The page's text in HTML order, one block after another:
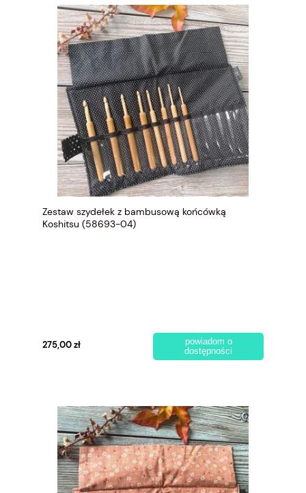
Zestaw szydełek z bambusową końcówką
Koshitsu (58693-04)
275,00 zł
powiadom o
dostępności